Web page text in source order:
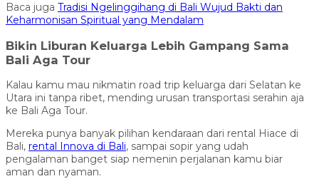
Baca juga Tradisi Ngelinggihang di Bali Wujud Bakti dan
Keharmonisan Spiritual yang Mendalam
Bikin Liburan Keluarga Lebih Gampang Sama
Bali Aga Tour
Kalau kamu mau nikmatin road trip keluarga dari Selatan ke
Utara ini tanpa ribet, mending urusan transportasi serahin aja
ke Bali Aga Tour.
Mereka punya banyak pilihan kendaraan dari rental Hiace di
Bali, rental Innova di Bali, sampai sopir yang udah
pengalaman banget siap nemenin perjalanan kamu biar
aman dan nyaman.